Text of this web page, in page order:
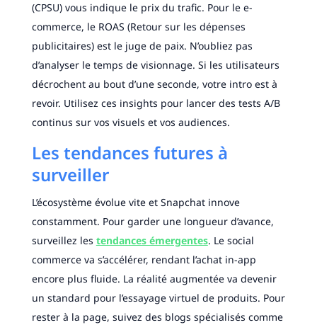
(CPSU) vous indique le prix du trafic. Pour le e-
commerce, le ROAS (Retour sur les dépenses
publicitaires) est le juge de paix. N’oubliez pas
d’analyser le temps de visionnage. Si les utilisateurs
décrochent au bout d’une seconde, votre intro est à
revoir. Utilisez ces insights pour lancer des tests A/B
continus sur vos visuels et vos audiences.
Les tendances futures à
surveiller
L’écosystème évolue vite et Snapchat innove
constamment. Pour garder une longueur d’avance,
surveillez les tendances émergentes. Le social
commerce va s’accélérer, rendant l’achat in-app
encore plus fluide. La réalité augmentée va devenir
un standard pour l’essayage virtuel de produits. Pour
rester à la page, suivez des blogs spécialisés comme